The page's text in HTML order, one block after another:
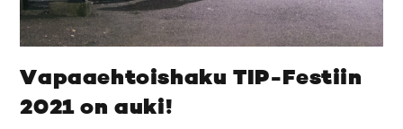
Vapaaehtoishaku TIP-Festiin
2021 on auki!